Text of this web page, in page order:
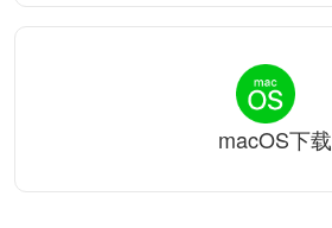
macOS下载